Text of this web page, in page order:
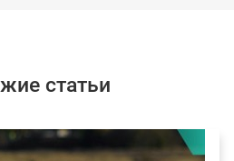
статьи